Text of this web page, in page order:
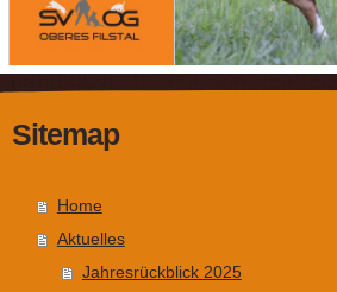
Sitemap
Home
Aktuelles
Jahresrückblick 2025